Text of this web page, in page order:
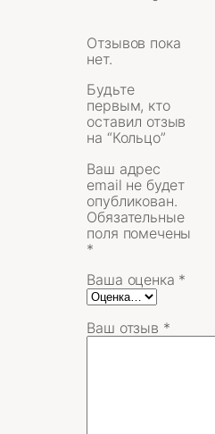
Отзывов пока
нет.
Будьте
первым, кто
оставил отзыв
на “Кольцо”
Ваш адрес
email не будет
опубликован.
Обязательные
поля помечены
*
Ваша оценка *
Ваш отзыв *